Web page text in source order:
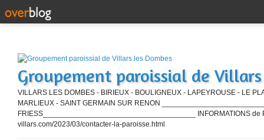
Groupement paroissial de
VILLARS LES DOMBES - BIRIEUX - BOULIGNEUX - LAPEYROUSE - LE
MARLIEUX - SAINT GERMAIN SUR RENON
FRIESS_____________________________________ INFORMATIONS de
villars.com/2023/03/contacter-la-paroisse.html